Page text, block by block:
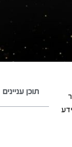
תוכן עניינים